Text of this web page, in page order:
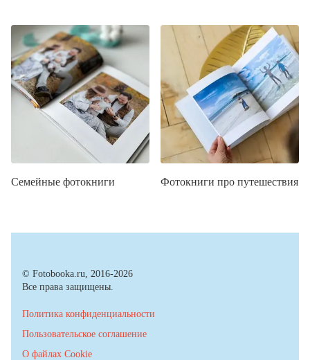
Семейные фотокниги Фотокниги про путешествия
© Fotobooka.ru, 2016-2026
Все права защищены.
Политика конфиденциальности
Пользовательское соглашение
О файлах Cookie